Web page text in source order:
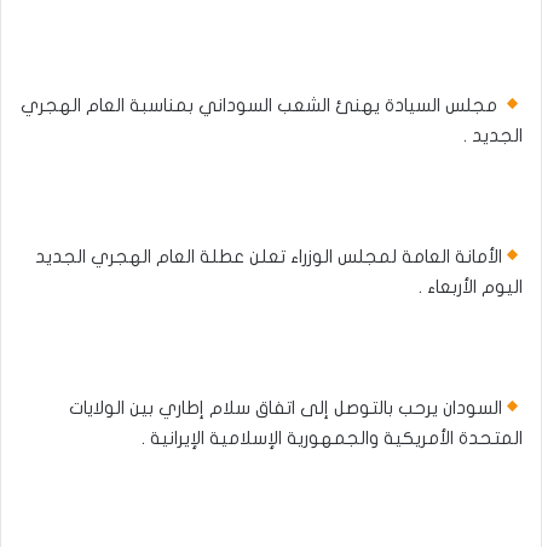
مجلس السيادة يهنئ الشعب السوداني بمناسبة العام الهجري
الجديد .
الأمانة العامة لمجلس الوزراء تعلن عطلة العام الهجري الجديد
اليوم الأربعاء .
السودان يرحب بالتوصل إلى اتفاق سلام إطاري بين الولايات
المتحدة الأمريكية والجمهورية الإسلامية الإيرانية .